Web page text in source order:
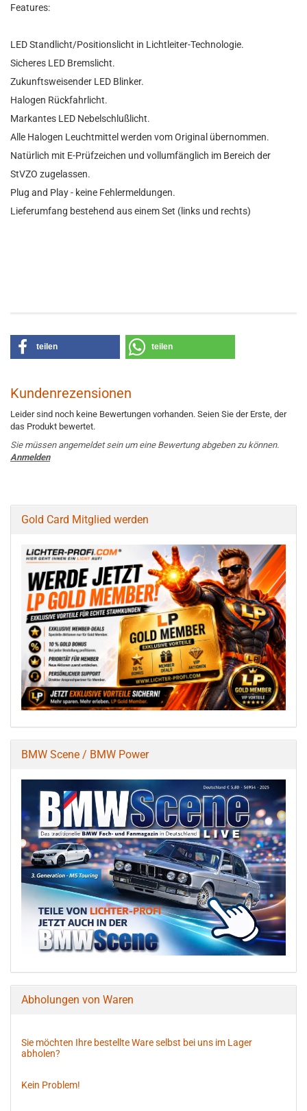
Features:
LED Standlicht/Positionslicht in Lichtleiter-Technologie.
Sicheres LED Bremslicht.
Zukunftsweisender LED Blinker.
Halogen Rückfahrlicht.
Markantes LED Nebelschlußlicht.
Alle Halogen Leuchtmittel werden vom Original übernommen.
Natürlich mit E-Prüfzeichen und vollumfänglich im Bereich der
StVZO zugelassen.
Plug and Play - keine Fehlermeldungen.
Lieferumfang bestehend aus einem Set (links und rechts)
teilen teilen
Kundenrezensionen
Leider sind noch keine Bewertungen vorhanden. Seien Sie der Erste, der
das Produkt bewertet.
Sie müssen angemeldet sein um eine Bewertung abgeben zu können.
Anmelden
Gold Card Mitglied werden
BMW Scene / BMW Power
Abholungen von Waren
Sie möchten Ihre bestellte Ware selbst bei uns im Lager
abholen?
Kein Problem!